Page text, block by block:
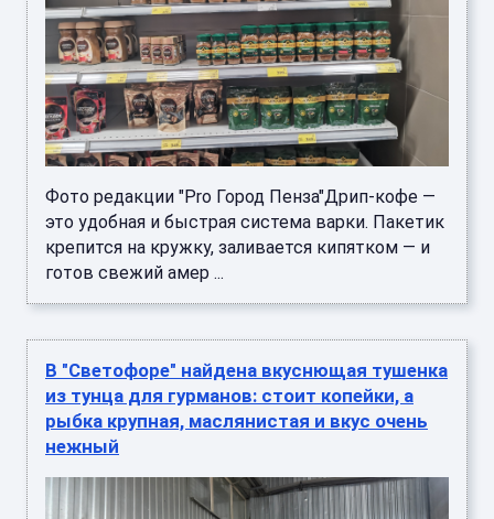
Фото редакции "Pro Город Пенза"Дрип-кофе —
это удобная и быстрая система варки. Пакетик
крепится на кружку, заливается кипятком — и
готов свежий амер ...
В "Светофоре" найдена вкуснющая тушенка
из тунца для гурманов: стоит копейки, а
рыбка крупная, маслянистая и вкус очень
нежный